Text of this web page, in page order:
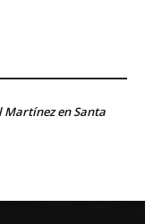
Martínez en Santa